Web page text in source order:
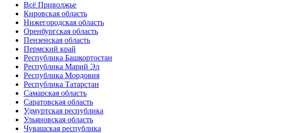
Всё Приволжье
Кировская область
Нижегородская область
Оренбургская область
Пензенская область
Пермский край
Республика Башкортостан
Республика Марий Эл
Республика Мордовия
Республика Татарстан
Самарская область
Саратовская область
Удмуртская республика
Ульяновская область
Чувашская республика